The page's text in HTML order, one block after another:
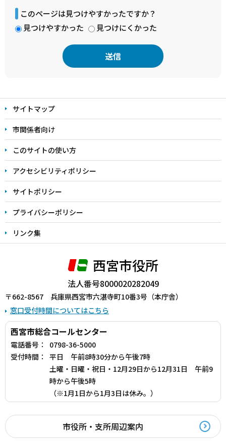
このページは見つけやすかったですか？
見つけやすかった
見つけにくかった
文
こ
こ
ま
で
サイトマップ
市関係者向け
このサイトの使い方
アクセシビリティポリシー
サイトポリシー
プライバシーポリシー
リンク集
西宮市役所
法人番号8000020282049
〒662-8567 兵庫県西宮市六湛寺町10番3号（本庁舎）
窓口受付時間についてはこちら
西宮市総合コールセンター
電話番号：
0798-36-5000
受付時間：
平日 午前8時30分から午後7時
土曜・日曜・祝日・12月29日から12月31日 午前9
時から午後5時
（※1月1日から1月3日は休み。）
市役所・支所周辺案内